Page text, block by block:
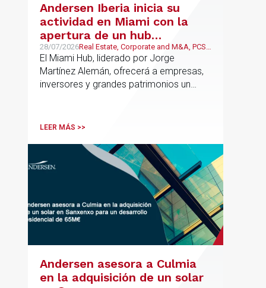
Andersen Iberia inicia su
actividad en Miami con la
apertura de un hub
estratégico para reforzar el
asesoramiento fiscal, legal y
patrimonial conectando
Europa y Latinoamérica
28/07/2026Real Estate, Corporate and M&A, PCS,
Wealth Management & Family
Business
El Miami Hub, liderado por Jorge
Martínez Alemán, ofrecerá a empresas,
inversores y grandes patrimonios un
Latinoamérica y otros mercados
LEER MÁS >>
Andersen asesora a Culmia
en la adquisición de un solar